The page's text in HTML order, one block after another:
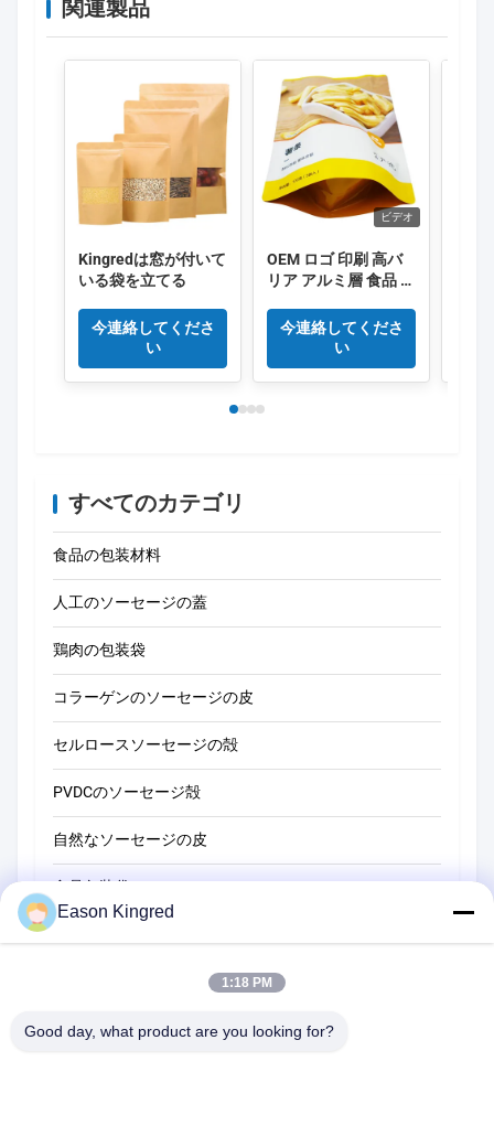
関連製品
Kingredは窓が付いて
いる袋を立てる
今連絡してくださ
い
ビデオ
OEM ロゴ 印刷 高バ
リア アルミ層 食品 梱
今連絡してくださ
い
すべてのカテゴリ
食品の包装材料
人工のソーセージの蓋
鶏肉の包装袋
コラーゲンのソーセージの皮
セルロースソーセージの殻
PVDCのソーセージ殻
自然なソーセージの皮
食品包装袋
Eason Kingred
1:18 PM
Good day, what product are you looking for?